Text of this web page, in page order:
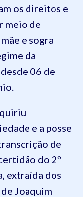
os direitos e
meio de
e sogra
da
06 de
e a posse
de
do 2º
extraída dos
Joaquim